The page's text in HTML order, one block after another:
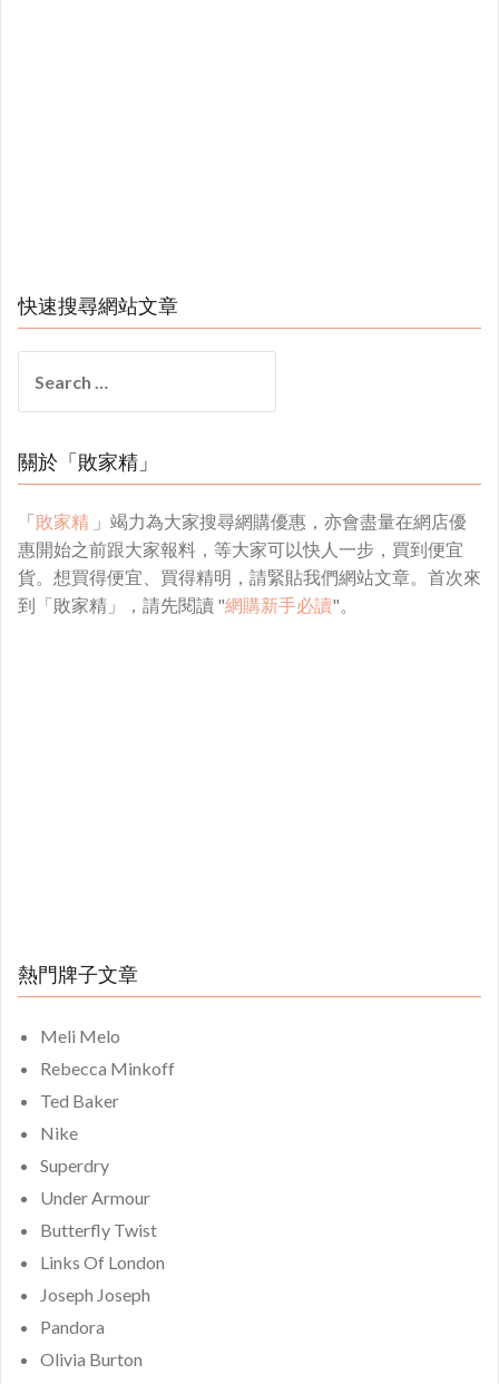
快速搜尋網站文章
for:
關於「敗家精」
「敗家精 」竭力為大家搜尋網購優惠，亦會盡量在網店優
惠開始之前跟大家報料，等大家可以快人一步，買到便宜
貨。想買得便宜、買得精明，請緊貼我們網站文章。首次來
到「敗家精」，請先閱讀 "網購新手必讀"。
熱門牌子文章
Meli Melo
Rebecca Minkoff
Ted Baker
Nike
Superdry
Under Armour
Butterfly Twist
Links Of London
Joseph Joseph
Pandora
Olivia Burton